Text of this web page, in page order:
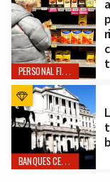
PERSONAL FINANCE
BANQUES CENTRALES